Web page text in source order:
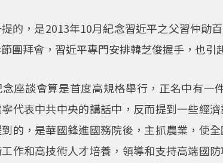
的，是2013年10月紀念習近平之父習仲勛
團拜會，習近平專門安排韓芝俊握手，也引
座談會算是首度高規格舉行，正名中有
代表中共中央的講話中，反而提到一些經
的，是華國鋒進國務院後，主抓農業，使
作和高技術人才培養，領導和支持高端國